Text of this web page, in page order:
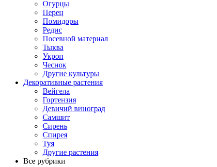
Огурцы
Перец
Помидоры
Редис
Посевной материал
Тыква
Укроп
Чеснок
Другие культуры
Декоративные растения
Вейгела
Гортензия
Девичий виноград
Самшит
Сирень
Спирея
Туя
Другие растения
Все рубрики